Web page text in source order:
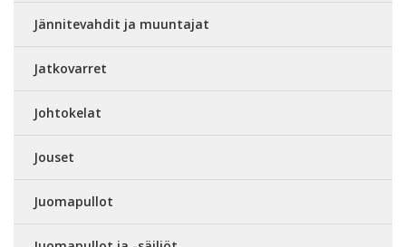
Jännitevahdit ja muuntajat
Jatkovarret
Johtokelat
Jouset
Juomapullot